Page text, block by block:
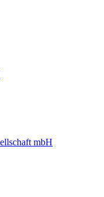
mbH